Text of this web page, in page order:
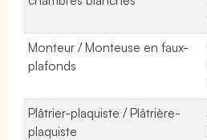
Monteur / Monteuse en faux-
plafonds
Plâtrier-plaquiste / Plâtrière-
plaquiste